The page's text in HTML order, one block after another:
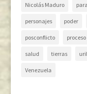
Nicolás Maduro
personajes poder
posconflicto
salud tierras
Venezuela